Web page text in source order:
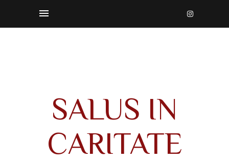
SALUS IN
CARITATE